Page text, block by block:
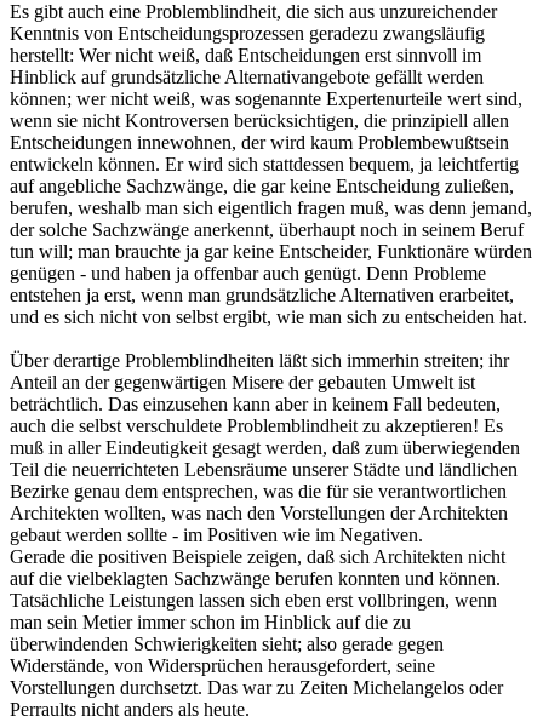
Es gibt auch eine Problemblindheit, die sich aus unzureichender
Kenntnis von Entscheidungsprozessen geradezu zwangsläufig
herstellt: Wer nicht weiß, daß Entscheidungen erst sinnvoll im
Hinblick auf grundsätzliche Alternativangebote gefällt werden
können; wer nicht weiß, was sogenannte Expertenurteile wert sind,
wenn sie nicht Kontroversen berücksichtigen, die prinzipiell allen
Entscheidungen innewohnen, der wird kaum Problembewußtsein
entwickeln können. Er wird sich stattdessen bequem, ja leichtfertig
auf angebliche Sachzwänge, die gar keine Entscheidung zuließen,
berufen, weshalb man sich eigentlich fragen muß, was denn jemand,
der solche Sachzwänge anerkennt, überhaupt noch in seinem Beruf
tun will; man brauchte ja gar keine Entscheider, Funktionäre würden
genügen - und haben ja offenbar auch genügt. Denn Probleme
entstehen ja erst, wenn man grundsätzliche Alternativen erarbeitet,
und es sich nicht von selbst ergibt, wie man sich zu entscheiden hat.
Über derartige Problemblindheiten läßt sich immerhin streiten; ihr
Anteil an der gegenwärtigen Misere der gebauten Umwelt ist
beträchtlich. Das einzusehen kann aber in keinem Fall bedeuten,
auch die selbst verschuldete Problemblindheit zu akzeptieren! Es
muß in aller Eindeutigkeit gesagt werden, daß zum überwiegenden
Teil die neuerrichteten Lebensräume unserer Städte und ländlichen
Bezirke genau dem entsprechen, was die für sie verantwortlichen
Architekten wollten, was nach den Vorstellungen der Architekten
gebaut werden sollte - im Positiven wie im Negativen.
Gerade die positiven Beispiele zeigen, daß sich Architekten nicht
auf die vielbeklagten Sachzwänge berufen konnten und können.
Tatsächliche Leistungen lassen sich eben erst vollbringen, wenn
man sein Metier immer schon im Hinblick auf die zu
überwindenden Schwierigkeiten sieht; also gerade gegen
Widerstände, von Widersprüchen herausgefordert, seine
Vorstellungen durchsetzt. Das war zu Zeiten Michelangelos oder
Perraults nicht anders als heute.